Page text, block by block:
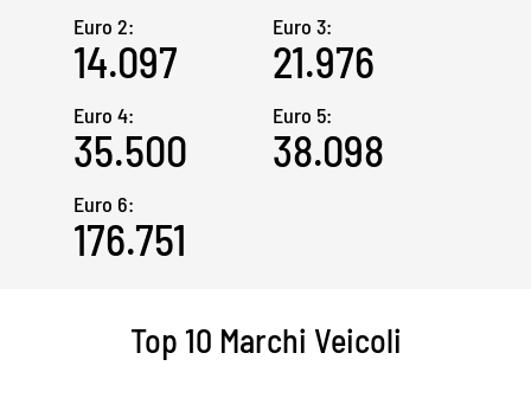
Euro 2:
14.097
Euro 3:
21.976
Euro 4:
35.500
Euro 5:
38.098
Euro 6:
176.751
Top 10 Marchi Veicoli